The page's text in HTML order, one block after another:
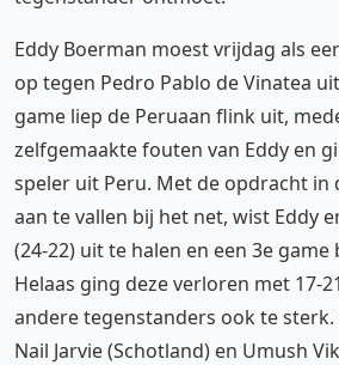
Eddy Boerman moest vrijdag als
op tegen Pedro Pablo de Vinatea
game liep de Peruaan flink uit,
zelfgemaakte fouten van Eddy en
speler uit Peru. Met de opdracht in
aan te vallen bij het net, wist Eddy
(24-22) uit te halen en een 3e game
Helaas ging deze verloren met 17-
andere tegenstanders ook te
Nail Jarvie (Schotland) en Umush